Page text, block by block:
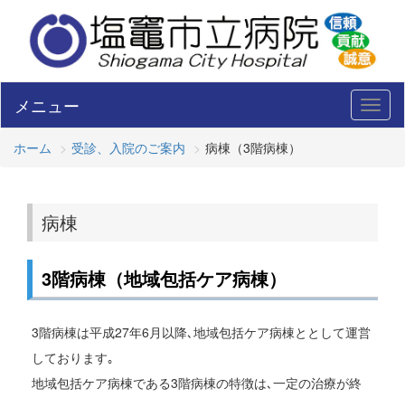
メニュー
ホーム 受診、入院のご案内 病棟（3階病棟）
病棟
3階病棟（地域包括ケア病棟）
3階病棟は平成27年6月以降､地域包括ケア病棟ととして運営
しております｡
地域包括ケア病棟である3階病棟の特徴は､一定の治療が終